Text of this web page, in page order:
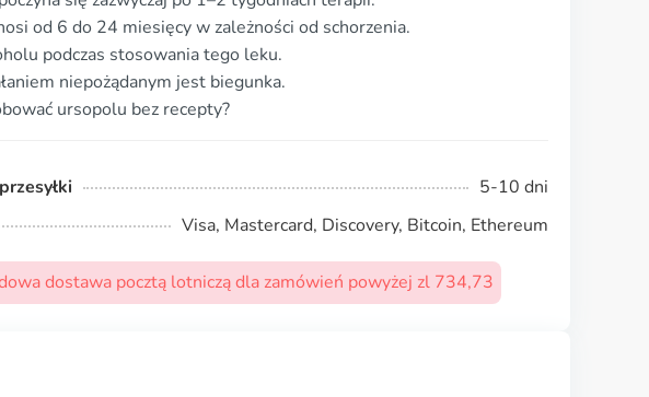
od 6 do 24 miesięcy w zależności od schorzenia.
podczas stosowania tego leku.
niepożądanym jest biegunka.
ursopolu bez recepty?
5-10 dni
Visa, Mastercard, Discovery, Bitcoin, Ethereum
dostawa pocztą lotniczą dla zamówień powyżej zl 734,73